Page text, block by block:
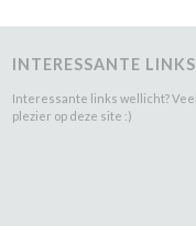
INTERESSANTE LINKS
Interessante links wellicht? Veel
plezier op deze site :)